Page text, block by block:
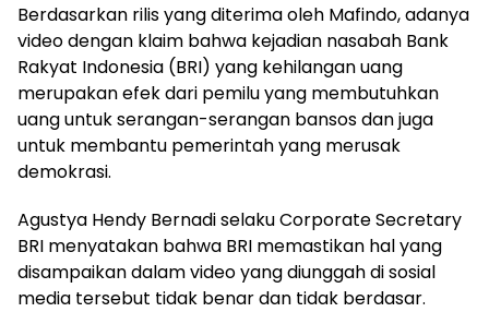
Berdasarkan rilis yang diterima oleh Mafindo, adanya
video dengan klaim bahwa kejadian nasabah Bank
Rakyat Indonesia (BRI) yang kehilangan uang
merupakan efek dari pemilu yang membutuhkan
uang untuk serangan-serangan bansos dan juga
untuk membantu pemerintah yang merusak
demokrasi.
Agustya Hendy Bernadi selaku Corporate Secretary
BRI menyatakan bahwa BRI memastikan hal yang
disampaikan dalam video yang diunggah di sosial
media tersebut tidak benar dan tidak berdasar.